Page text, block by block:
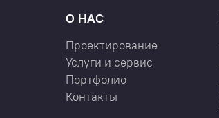
О НАС
Проектирование
Услуги и сервис
Портфолио
Контакты